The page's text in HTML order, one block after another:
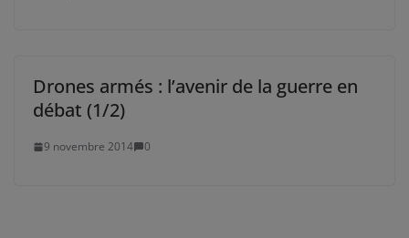
Drones armés : l’avenir de la guerre en
débat (1/2)
9 novembre 2014 0